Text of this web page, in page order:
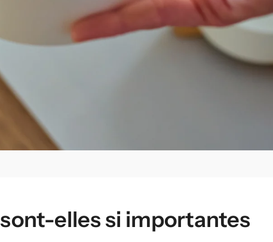
elles si importantes